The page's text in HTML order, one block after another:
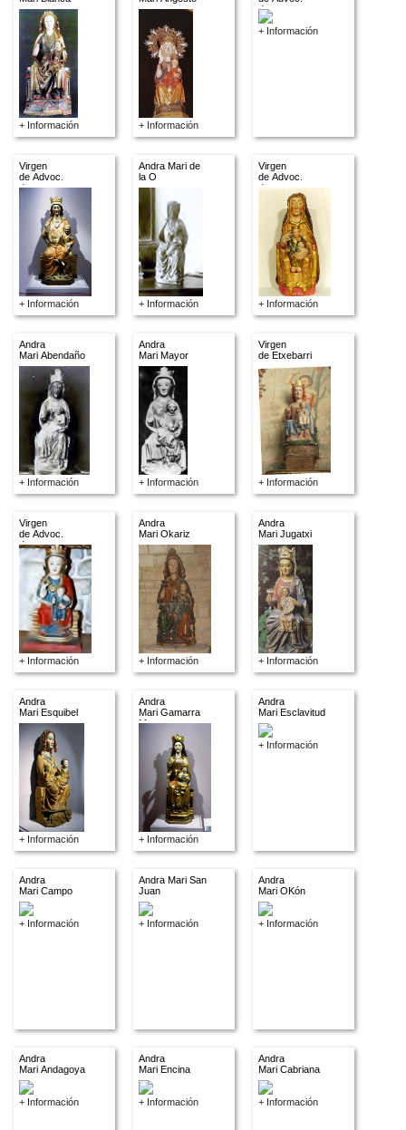
+ Información + Información
descon.
+ Información
Virgen
de Advoc.
descon.
+ Información
Andra Mari de
la O
+ Información
Virgen
de Advoc.
descon.
+ Información
Andra
Mari Abendaño
+ Información
Andra
Mari Mayor
+ Información
Virgen
de Etxebarri
+ Información
Virgen
de Advoc.
descon.
+ Información
Andra
Mari Okariz
+ Información
Andra
Mari Jugatxi
+ Información
Andra
Mari Esquibel
+ Información
Andra
Mari Gamarra
Menor
+ Información
Andra
Mari Esclavitud
+ Información
Andra
Mari Campo
+ Información
Andra Mari San
Juan
+ Información
Andra
Mari OKón
+ Información
Andra
Mari Andagoya
+ Información
Andra
Mari Encina
+ Información
Andra
Mari Cabriana
+ Información